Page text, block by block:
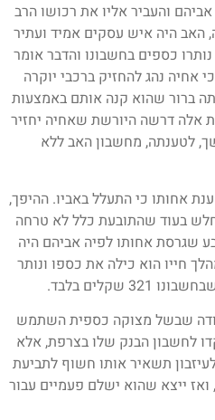
והעביר אליו את רכושו הרב
האב היה איש עסקים אמיד ועתיר
כספים בחשבונו והדבר אומר
אחיה נהג להחזיק ברכבי יוקרה
ברור שהוא קנה אותם באמצעות
אלה דרשה היורשת שאחיה יחזיר
משך, לטענתה, מחשבון האב ללא
אחותו כי התעלל באביו. ההיפך,
בעוד שהתובעת כלל לא טרחה
שגרסת אחותו לפיה אביהם היה
חייו הוא כילה את כספו ונותר
שקלים בלבד.
שבשל מצוקה כספית השתמש
לחשבון הבנק שלו בצרפת, אלא
תשאיר אותו חשוף לתביעת
ייצא שהוא ישלם פעמיים עבור